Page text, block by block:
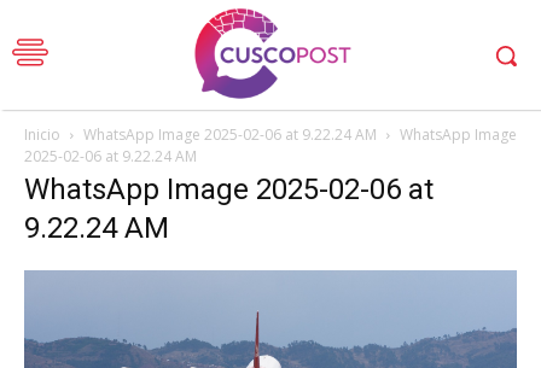
Inicio WhatsApp Image 2025-02-06 at 9.22.24 AM
WhatsApp Image
2025-02-06 at 9.22.24 AM
WhatsApp Image 2025-02-06 at
9.22.24 AM